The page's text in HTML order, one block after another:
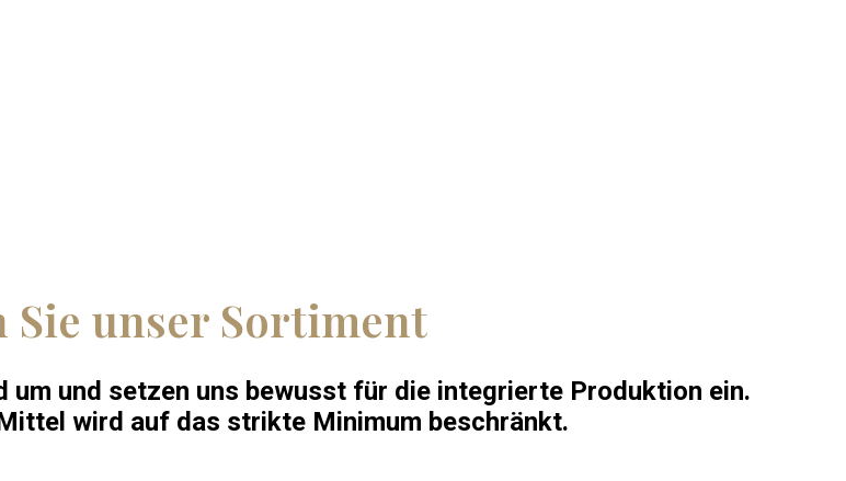
Sie unser Sortiment
um und setzen uns bewusst für die integrierte Produktion ein.
wird auf das strikte Minimum beschränkt.